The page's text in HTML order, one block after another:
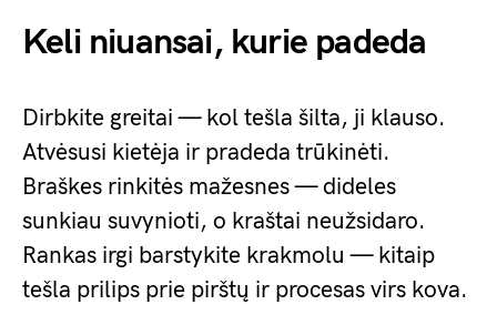
Keli niuansai, kurie padeda
Dirbkite greitai — kol tešla šilta, ji klauso.
Atvėsusi kietėja ir pradeda trūkinėti.
Braškes rinkitės mažesnes — dideles
sunkiau suvynioti, o kraštai neužsidaro.
Rankas irgi barstykite krakmolu — kitaip
tešla prilips prie pirštų ir procesas virs kova.